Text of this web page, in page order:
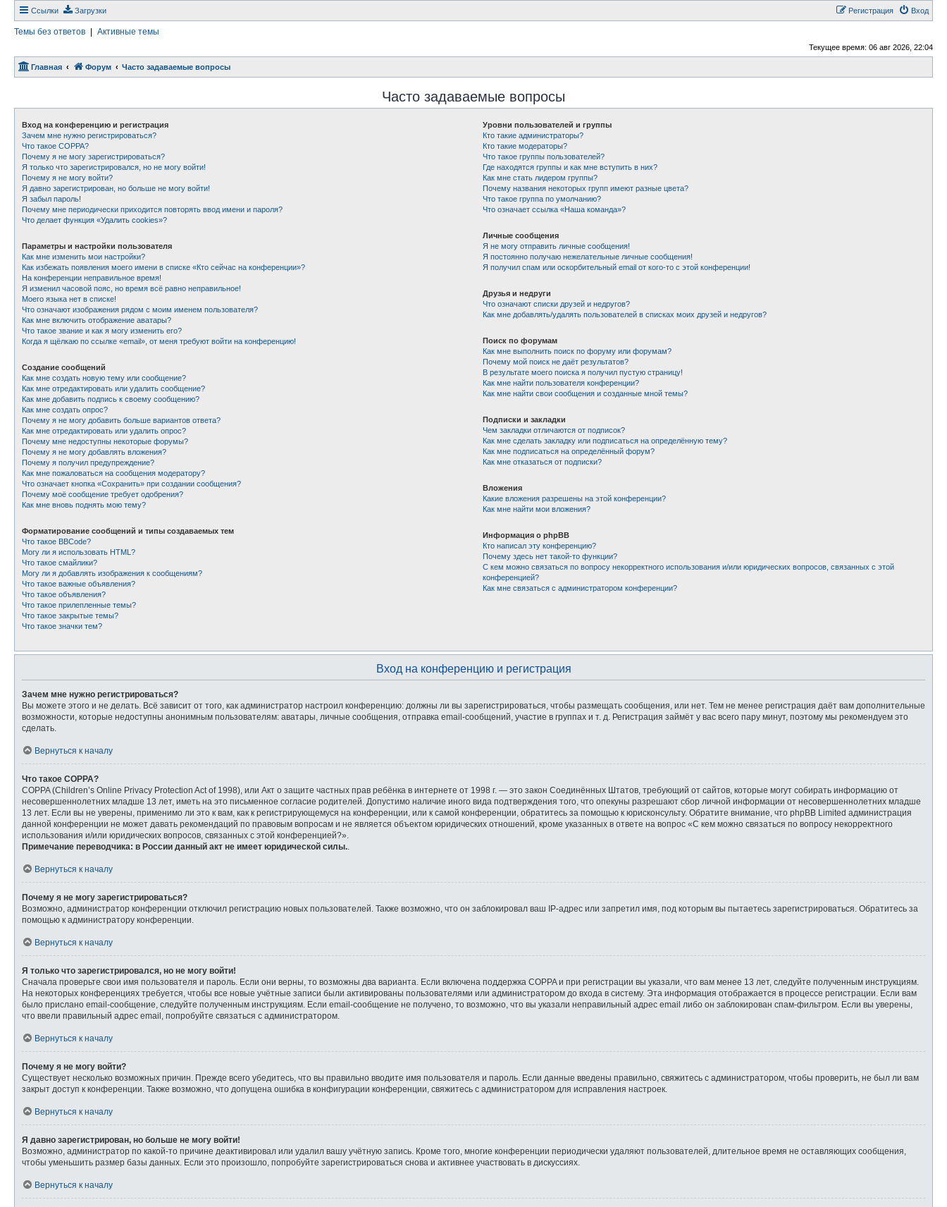
Ссылки Загрузки Вход
Регистрация
Темы без ответов Активные темы
Текущее время: 06 авг 2026, 22:04
Главная Форум Часто задаваемые вопросы
Часто задаваемые вопросы
Вход на конференцию и регистрация
Зачем мне нужно регистрироваться?
Что такое COPPA?
Почему я не могу зарегистрироваться?
Я только что зарегистрировался, но не могу войти!
Почему я не могу войти?
Я давно зарегистрирован, но больше не могу войти!
Я забыл пароль!
Почему мне периодически приходится повторять ввод имени и пароля?
Что делает функция «Удалить cookies»?
Параметры и настройки пользователя
Как мне изменить мои настройки?
Как избежать появления моего имени в списке «Кто сейчас на конференции»?
На конференции неправильное время!
Я изменил часовой пояс, но время всё равно неправильное!
Моего языка нет в списке!
Что означают изображения рядом с моим именем пользователя?
Как мне включить отображение аватары?
Что такое звание и как я могу изменить его?
Когда я щёлкаю по ссылке «email», от меня требуют войти на конференцию!
Создание сообщений
Как мне создать новую тему или сообщение?
Как мне отредактировать или удалить сообщение?
Как мне добавить подпись к своему сообщению?
Как мне создать опрос?
Почему я не могу добавить больше вариантов ответа?
Как мне отредактировать или удалить опрос?
Почему мне недоступны некоторые форумы?
Почему я не могу добавлять вложения?
Почему я получил предупреждение?
Как мне пожаловаться на сообщения модератору?
Что означает кнопка «Сохранить» при создании сообщения?
Почему моё сообщение требует одобрения?
Как мне вновь поднять мою тему?
Форматирование сообщений и типы создаваемых тем
Что такое BBCode?
Могу ли я использовать HTML?
Что такое смайлики?
Могу ли я добавлять изображения к сообщениям?
Что такое важные объявления?
Что такое объявления?
Что такое прилепленные темы?
Что такое закрытые темы?
Что такое значки тем?
Уровни пользователей и группы
Кто такие администраторы?
Кто такие модераторы?
Что такое группы пользователей?
Где находятся группы и как мне вступить в них?
Как мне стать лидером группы?
Почему названия некоторых групп имеют разные цвета?
Что такое группа по умолчанию?
Что означает ссылка «Наша команда»?
Личные сообщения
Я не могу отправить личные сообщения!
Я постоянно получаю нежелательные личные сообщения!
Я получил спам или оскорбительный email от кого-то с этой конференции!
Друзья и недруги
Что означают списки друзей и недругов?
Как мне добавлять/удалять пользователей в списках моих друзей и недругов?
Поиск по форумам
Как мне выполнить поиск по форуму или форумам?
Почему мой поиск не даёт результатов?
В результате моего поиска я получил пустую страницу!
Как мне найти пользователя конференции?
Как мне найти свои сообщения и созданные мной темы?
Подписки и закладки
Чем закладки отличаются от подписок?
Как мне сделать закладку или подписаться на определённую тему?
Как мне подписаться на определённый форум?
Как мне отказаться от подписки?
Вложения
Какие вложения разрешены на этой конференции?
Как мне найти мои вложения?
Информация о phpBB
Кто написал эту конференцию?
Почему здесь нет такой-то функции?
С кем можно связаться по вопросу некорректного использования и/или юридических вопросов, связанных с этой
конференцией?
Как мне связаться с администратором конференции?
Вход на конференцию и регистрация
Зачем мне нужно регистрироваться?
Вы можете этого и не делать. Всё зависит от того, как администратор настроил конференцию: должны ли вы зарегистрироваться, чтобы размещать сообщения, или нет. Тем не менее регистрация даёт вам дополнительные
возможности, которые недоступны анонимным пользователям: аватары, личные сообщения, отправка email-сообщений, участие в группах и т. д. Регистрация займёт у вас всего пару минут, поэтому мы рекомендуем это
сделать.
Вернуться к началу
Что такое COPPA?
COPPA (Children’s Online Privacy Protection Act of 1998), или Акт о защите частных прав ребёнка в интернете от 1998 г. — это закон Соединённых Штатов, требующий от сайтов, которые могут собирать информацию от
несовершеннолетних младше 13 лет, иметь на это письменное согласие родителей. Допустимо наличие иного вида подтверждения того, что опекуны разрешают сбор личной информации от несовершеннолетних младше
13 лет. Если вы не уверены, применимо ли это к вам, как к регистрирующемуся на конференции, или к самой конференции, обратитесь за помощью к юрисконсульту. Обратите внимание, что phpBB Limited администрация
данной конференции не может давать рекомендаций по правовым вопросам и не является объектом юридических отношений, кроме указанных в ответе на вопрос «С кем можно связаться по вопросу некорректного
использования и/или юридических вопросов, связанных с этой конференцией?».
Примечание переводчика: в России данный акт не имеет юридической силы.
Вернуться к началу
Почему я не могу зарегистрироваться?
Возможно, администратор конференции отключил регистрацию новых пользователей. Также возможно, что он заблокировал ваш IP-адрес или запретил имя, под которым вы пытаетесь зарегистрироваться. Обратитесь за
помощью к администратору конференции.
Вернуться к началу
Я только что зарегистрировался, но не могу войти!
Сначала проверьте свои имя пользователя и пароль. Если они верны, то возможны два варианта. Если включена поддержка COPPA и при регистрации вы указали, что вам менее 13 лет, следуйте полученным инструкциям.
На некоторых конференциях требуется, чтобы все новые учётные записи были активированы пользователями или администратором до входа в систему. Эта информация отображается в процессе регистрации. Если вам
было прислано email-сообщение, следуйте полученным инструкциям. Если email-сообщение не получено, то возможно, что вы указали неправильный адрес email либо он заблокирован спам-фильтром. Если вы уверены,
что ввели правильный адрес email, попробуйте связаться с администратором.
Вернуться к началу
Почему я не могу войти?
Существует несколько возможных причин. Прежде всего убедитесь, что вы правильно вводите имя пользователя и пароль. Если данные введены правильно, свяжитесь с администратором, чтобы проверить, не был ли вам
закрыт доступ к конференции. Также возможно, что допущена ошибка в конфигурации конференции, свяжитесь с администратором для исправления настроек.
Вернуться к началу
Я давно зарегистрирован, но больше не могу войти!
Возможно, администратор по какой-то причине деактивировал или удалил вашу учётную запись. Кроме того, многие конференции периодически удаляют пользователей, длительное время не оставляющих сообщения,
чтобы уменьшить размер базы данных. Если это произошло, попробуйте зарегистрироваться снова и активнее участвовать в дискуссиях.
Вернуться к началу